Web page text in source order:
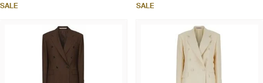
SALE SALE